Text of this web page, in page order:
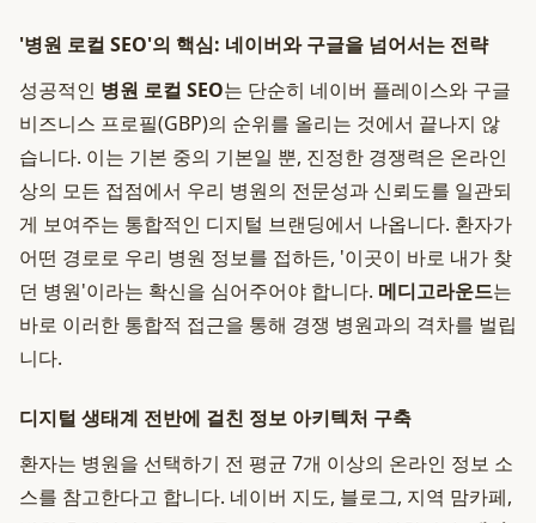
'병원 로컬 SEO'의 핵심: 네이버와 구글을 넘어서는 전략
성공적인 병원 로컬 SEO는 단순히 네이버 플레이스와 구글
비즈니스 프로필(GBP)의 순위를 올리는 것에서 끝나지 않
습니다. 이는 기본 중의 기본일 뿐, 진정한 경쟁력은 온라인
상의 모든 접점에서 우리 병원의 전문성과 신뢰도를 일관되
게 보여주는 통합적인 디지털 브랜딩에서 나옵니다. 환자가
어떤 경로로 우리 병원 정보를 접하든, '이곳이 바로 내가 찾
던 병원'이라는 확신을 심어주어야 합니다. 메디고라운드는
바로 이러한 통합적 접근을 통해 경쟁 병원과의 격차를 벌립
니다.
디지털 생태계 전반에 걸친 정보 아키텍처 구축
환자는 병원을 선택하기 전 평균 7개 이상의 온라인 정보 소
스를 참고한다고 합니다. 네이버 지도, 블로그, 지역 맘카페,